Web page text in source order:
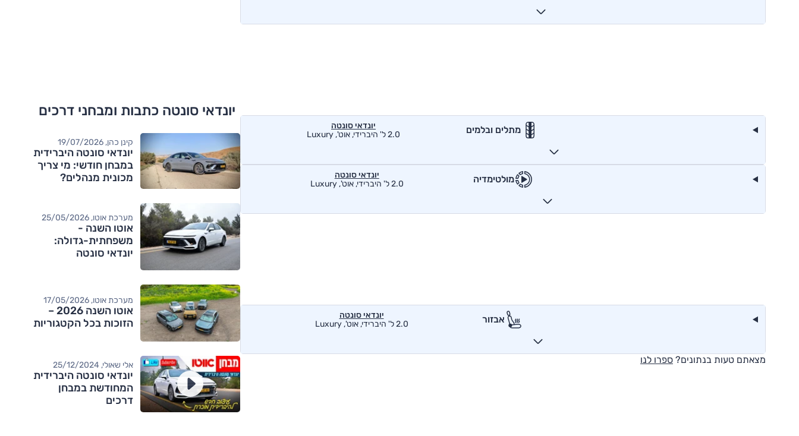
מתלים ובלמים
יונדאי סונטה
2.0 ל' היברידי, אוט', Luxury
מולטימדיה
יונדאי סונטה
2.0 ל' היברידי, אוט', Luxury
אבזור
יונדאי סונטה
2.0 ל' היברידי, אוט', Luxury
מצאתם טעות בנתונים? ספרו לנו
יונדאי סונטה כתבות ומבחני דרכים
קינן כהן, 19/07/2026
יונדאי סונטה היברידית
במבחן חודשי: מי צריך
מכונית מנהלים?
מערכת אוטו, 25/05/2026
אוטו השנה -
משפחתית-גדולה:
יונדאי סונטה
מערכת אוטו, 17/05/2026
אוטו השנה 2026 –
הזוכות בכל הקטגוריות
אלי שאולי, 25/12/2024
יונדאי סונטה היברידית
המחודשת במבחן
דרכים
מותגים מתחרים